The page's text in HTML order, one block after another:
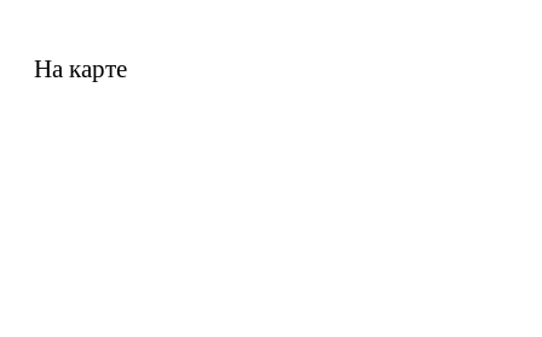
На карте